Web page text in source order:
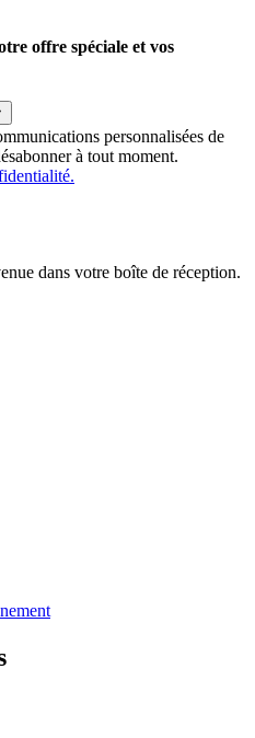
offre spéciale et vos
personnalisées de
à tout moment.
dans votre boîte de réception.